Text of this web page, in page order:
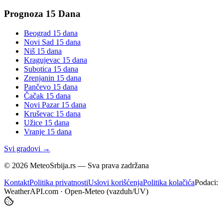
Prognoza 15 Dana
Beograd 15 dana
Novi Sad 15 dana
Niš 15 dana
Kragujevac 15 dana
Subotica 15 dana
Zrenjanin 15 dana
Pančevo 15 dana
Čačak 15 dana
Novi Pazar15 dana
Kruševac 15 dana
Užice 15 dana
Vranje 15 dana
Svi gradovi →
© 2026 MeteoSrbija.rs — Sva prava zadržana
KontaktPolitika privatnostiUslovi korišćenjaPolitika kolačićaPodaci:
WeatherAPI.com · Open-Meteo (vazduh/UV)